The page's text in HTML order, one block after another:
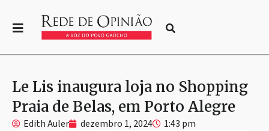
Le Lis inaugura loja no Shopping
Praia de Belas, em Porto Alegre
Edith Auler dezembro 1, 2024 1:43 pm